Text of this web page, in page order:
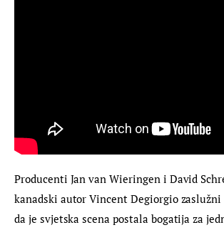
Producenti Jan van Wieringen i David
kanadski autor Vincent Degiorgio zaslužni
da je svjetska scena postala bogatija za